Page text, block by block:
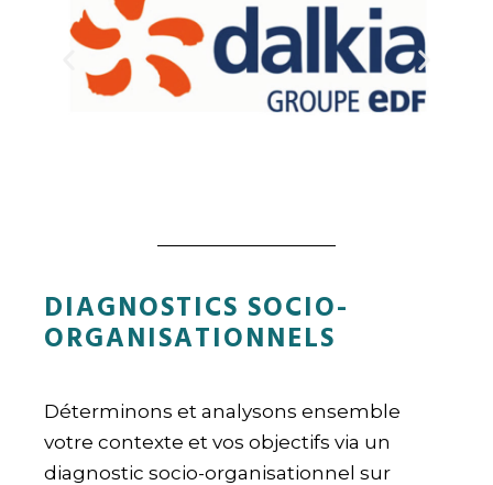
DIAGNOSTICS SOCIO-
ORGANISATIONNELS
Déterminons et analysons ensemble
votre contexte et vos objectifs via un
diagnostic socio-organisationnel sur